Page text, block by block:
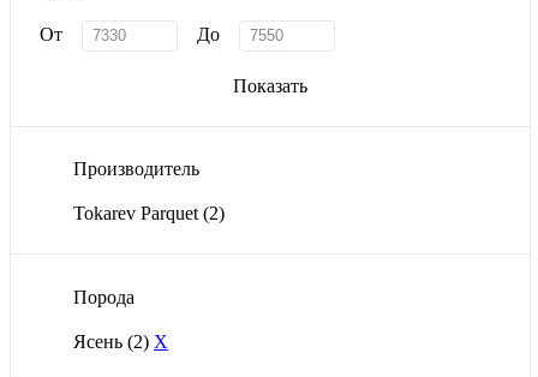
От До
Показать
Производитель
Tokarev Parquet (2)
Порода
Ясень (2) X